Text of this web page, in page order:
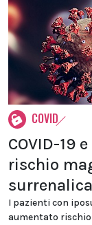
COVID
COVID-19
rischio
I pazienti con
aumentato rischio